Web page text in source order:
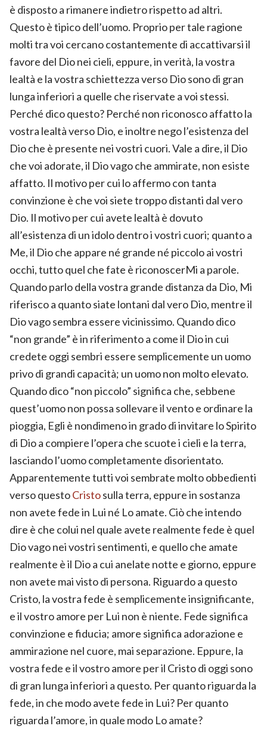
è disposto a rimanere indietro rispetto ad altri.
Questo è tipico dell’uomo. Proprio per tale ragione
molti tra voi cercano costantemente di accattivarsi il
favore del Dio nei cieli, eppure, in verità, la vostra
lealtà e la vostra schiettezza verso Dio sono di gran
lunga inferiori a quelle che riservate a voi stessi.
Perché dico questo? Perché non riconosco affatto la
vostra lealtà verso Dio, e inoltre nego l’esistenza del
Dio che è presente nei vostri cuori. Vale a dire, il Dio
che voi adorate, il Dio vago che ammirate, non esiste
affatto. Il motivo per cui lo affermo con tanta
convinzione è che voi siete troppo distanti dal vero
Dio. Il motivo per cui avete lealtà è dovuto
all’esistenza di un idolo dentro i vostri cuori; quanto a
Me, il Dio che appare né grande né piccolo ai vostri
occhi, tutto quel che fate è riconoscerMi a parole.
Quando parlo della vostra grande distanza da Dio, Mi
riferisco a quanto siate lontani dal vero Dio, mentre il
Dio vago sembra essere vicinissimo. Quando dico
“non grande” è in riferimento a come il Dio in cui
credete oggi sembri essere semplicemente un uomo
privo di grandi capacità; un uomo non molto elevato.
Quando dico “non piccolo” significa che, sebbene
quest’uomo non possa sollevare il vento e ordinare la
pioggia, Egli è nondimeno in grado di invitare lo Spirito
di Dio a compiere l’opera che scuote i cieli e la terra,
lasciando l’uomo completamente disorientato.
Apparentemente tutti voi sembrate molto obbedienti
verso questoCristosulla terra, eppure in sostanza
non avete fede in Lui né Lo amate. Ciò che intendo
dire è che colui nel quale avete realmente fede è quel
Dio vago nei vostri sentimenti, e quello che amate
realmente è il Dio a cui anelate notte e giorno, eppure
non avete mai visto di persona. Riguardo a questo
Cristo, la vostra fede è semplicemente insignificante,
e il vostro amore per Lui non è niente. Fede significa
convinzione e fiducia; amore significa adorazione e
ammirazione nel cuore, mai separazione. Eppure, la
vostra fede e il vostro amore per il Cristo di oggi sono
di gran lunga inferiori a questo. Per quanto riguarda la
fede, in che modo avete fede in Lui? Per quanto
riguarda l’amore, in quale modo Lo amate?